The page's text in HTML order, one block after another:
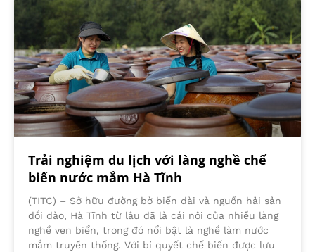
Trải nghiệm du lịch với làng nghề chế
biến nước mắm Hà Tĩnh
(TITC) – Sở hữu đường bờ biển dài và nguồn hải sản
dồi dào, Hà Tĩnh từ lâu đã là cái nôi của nhiều làng
nghề ven biển, trong đó nổi bật là nghề làm nước
mắm truyền thống. Với bí quyết chế biến được lưu